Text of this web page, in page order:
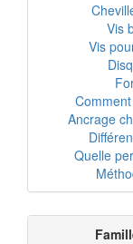
Vis
Vis
Ancrage
Quelle